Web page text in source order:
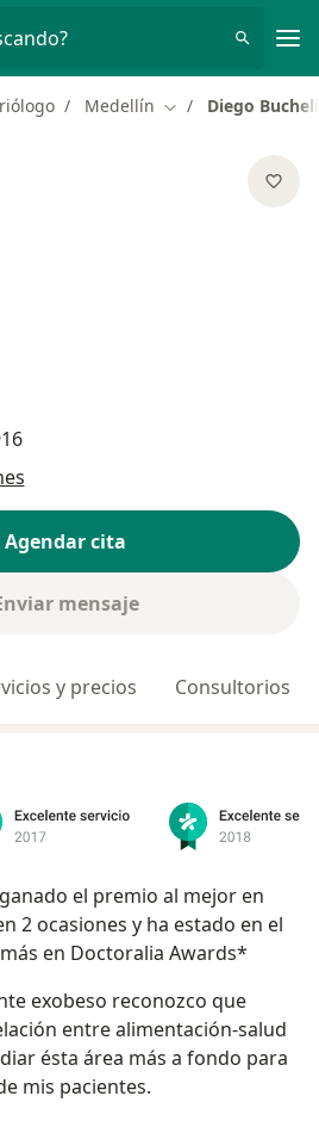
Medellín Cambiar de ciudad
Diego Bucheli
Agendar cita
mensaje
y precios Consultorios
el premio al mejor en
2 ocasiones y ha estado en el
en Doctoralia Awards*
exobeso reconozco que
entre alimentación-salud
ésta área más a fondo para
mis pacientes.